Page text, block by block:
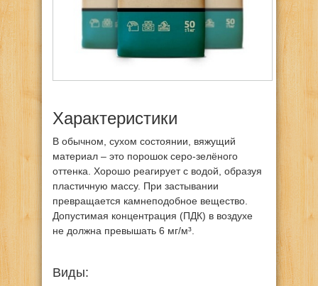
Характеристики
В обычном, сухом состоянии, вяжущий
материал – это порошок серо-зелёного
оттенка. Хорошо реагирует с водой, образуя
пластичную массу. При застывании
превращается камнеподобное вещество.
Допустимая концентрация (ПДК) в воздухе
не должна превышать 6 мг/м³.
Виды: